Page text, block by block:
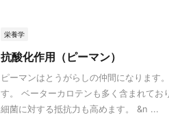
栄養学
抗酸化作用（ピーマン）
ピーマンはとうがらしの仲間になります
す。 ベーターカロテンも多く含まれてお
細菌に対する抵抗力も高めます。 &n ...